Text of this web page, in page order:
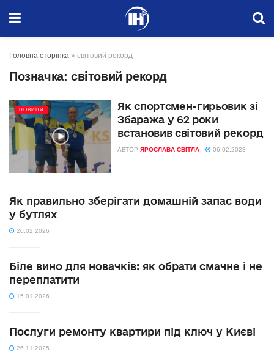
Головна сторінка » світовий рекорд
Позначка: світовий рекорд
НОВИНИ
Як спортсмен-гирьовик зі
Збаража у 62 роки
встановив світовий рекорд
АВТОР ЯРОСЛАВА СВІТЛА 06.02.2023
Як правильно зберігати домашній запас води
у бутлях
20.02.2026
Біле вино для новачків: як обрати смачне і не
переплатити
15.01.2026
Послуги ремонту квартири під ключ у Києві
26.11.2025